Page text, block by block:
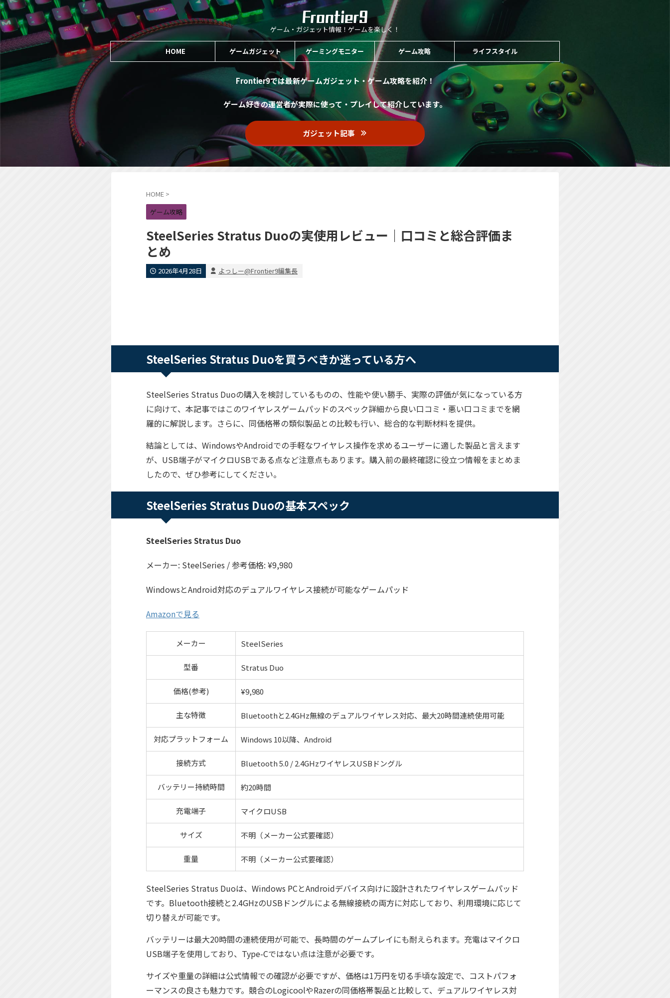
ゲーム・ガジェット情報！ゲームを楽しく！
HOME ゲームガジェット ゲーミングモニター ゲーム攻略 ライフスタイル
Frontier9では最新ゲームガジェット・ゲーム攻略を紹介！
ゲーム好きの運営者が実際に使って・プレイして紹介しています。
ガジェット記事
HOME >
ゲーム攻略
SteelSeries Stratus Duoの実使用レビュー｜口コミと総合評価ま
とめ
2026年4月28日 よっしー@Frontier9編集長
SteelSeries Stratus Duoを買うべきか迷っている方へ
SteelSeries Stratus Duoの購入を検討しているものの、性能や使い勝手、実際の評価が気になっている方
に向けて、本記事ではこのワイヤレスゲームパッドのスペック詳細から良い口コミ・悪い口コミまでを網
羅的に解説します。さらに、同価格帯の類似製品との比較も行い、総合的な判断材料を提供。
結論としては、WindowsやAndroidでの手軽なワイヤレス操作を求めるユーザーに適した製品と言えます
が、USB端子がマイクロUSBである点など注意点もあります。購入前の最終確認に役立つ情報をまとめま
したので、ぜひ参考にしてください。
SteelSeries Stratus Duoの基本スペック
SteelSeries Stratus Duo
メーカー: SteelSeries / 参考価格: ¥9,980
WindowsとAndroid対応のデュアルワイヤレス接続が可能なゲームパッド
Amazonで見る
メーカー SteelSeries
型番 Stratus Duo
価格(参考) ¥9,980
主な特徴 Bluetoothと2.4GHz無線のデュアルワイヤレス対応、最大20時間連続使用可能
対応プラットフォーム Windows 10以降、Android
接続方式 Bluetooth 5.0 / 2.4GHzワイヤレスUSBドングル
バッテリー持続時間 約20時間
充電端子 マイクロUSB
サイズ 不明（メーカー公式要確認）
重量 不明（メーカー公式要確認）
SteelSeries Stratus Duoは、Windows PCとAndroidデバイス向けに設計されたワイヤレスゲームパッド
です。Bluetooth接続と2.4GHzのUSBドングルによる無線接続の両方に対応しており、利用環境に応じて
切り替えが可能です。
バッテリーは最大20時間の連続使用が可能で、長時間のゲームプレイにも耐えられます。充電はマイクロ
USB端子を使用しており、Type-Cではない点は注意が必要です。
サイズや重量の詳細は公式情報での確認が必要ですが、価格は1万円を切る手頃な設定で、コストパフォ
ーマンスの良さも魅力です。競合のLogicoolやRazerの同価格帯製品と比較して、デュアルワイヤレス対